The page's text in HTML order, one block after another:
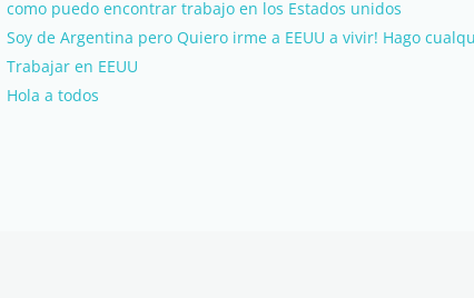
como puedo encontrar trabajo en los Estados unidos
Soy de Argentina pero Quiero irme a EEUU a vivir! Hago
Trabajar en EEUU
Hola a todos